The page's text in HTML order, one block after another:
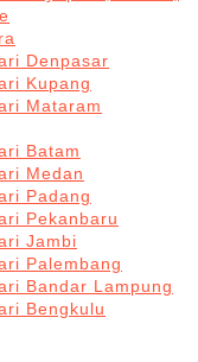
Denpasar
Kupang
Mataram
Batam
Medan
Padang
Pekanbaru
Jambi
Palembang
Bandar Lampung
Bengkulu